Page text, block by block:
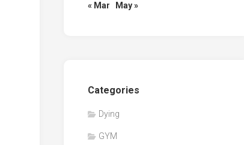
« Mar
May »
Categories
Dying
GYM